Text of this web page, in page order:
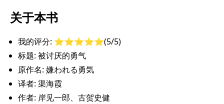
关于本书
我的评分: ⭐️⭐️⭐️⭐️⭐️(5/5)
标题: 被讨厌的勇气
原作名: 嫌われる勇気
译者: 渠海霞
作者: 岸见一郎、古贺史健